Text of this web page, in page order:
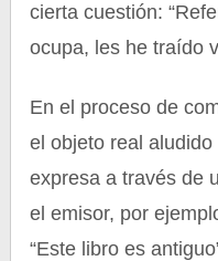
cierta cuestión:
ocupa, les he traído
En el proceso de
el objeto real
expresa a través de
el emisor, por
“Este libro es